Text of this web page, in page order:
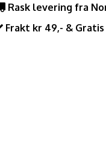
Rask levering fra
Frakt kr 49,- &